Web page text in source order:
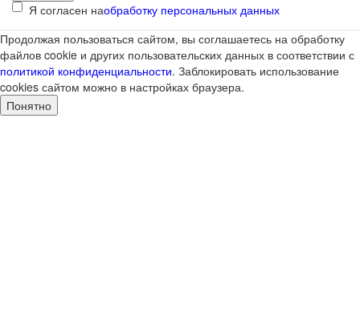
Я согласен наобработку персональных данных
Продолжая пользоваться сайтом, вы соглашаетесь на обработку
файлов cookie и других пользовательских данных в соответствии с
политикой конфиденциальности. Заблокировать использование
cookies сайтом можно в настройках браузера.
Понятно